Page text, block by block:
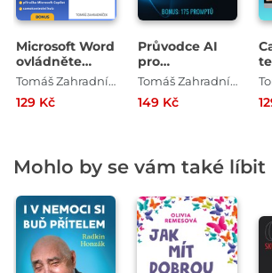
Microsoft Word
ovládněte
jednou
Tomáš Zahradníček
129 Kč
Průvodce AI
pro
začátečníky +
promptů
Tomáš Zahradníček
149 Kč
Mohlo by se vám také líbit